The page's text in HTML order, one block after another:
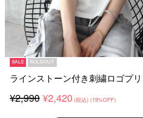
SALE SOLDOUT
ラインストーン付き刺繍ロゴプ
¥2,990 ¥2,420 (税込) (19%OFF)